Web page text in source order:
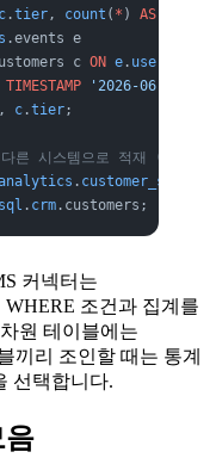
c .tier, count ( * ) AS
.events e
c ON e . user_id
TIMESTAMP '2026-06-01
, c .tier;
른 시스템으로 적재 (CTAS
.
. crm .customers;
커넥터는
WHERE 조건과 집계를
원 테이블에는
끼리 조인할 때는 통계
선택합니다.
음